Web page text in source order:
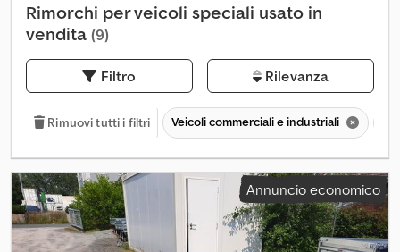
Rimorchi per veicoli speciali usato in
vendita (9)
Filtro Rilevanza
Rimuovi tutti i filtri Veicoli commerciali e industriali
Annuncio economico